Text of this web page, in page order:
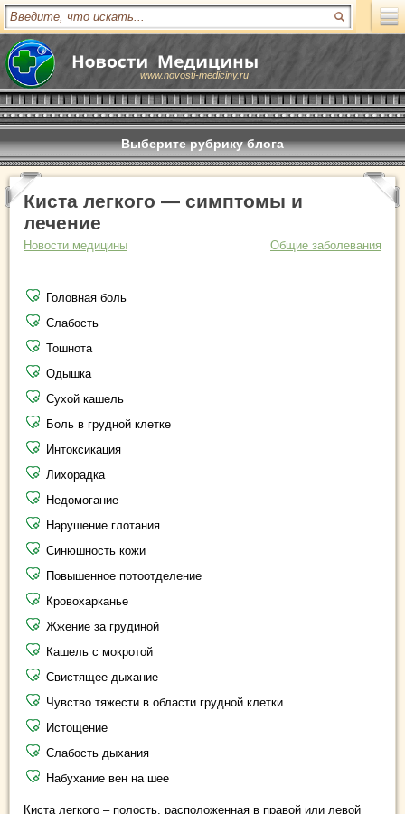
www.novosti-mediciny.ru
Выберите рубрику блога
Киста легкого — симптомы и
лечение
Новости медицины Общие заболевания
Головная боль
Слабость
Тошнота
Одышка
Сухой кашель
Боль в грудной клетке
Интоксикация
Лихорадка
Недомогание
Нарушение глотания
Синюшность кожи
Повышенное потоотделение
Кровохарканье
Жжение за грудиной
Кашель с мокротой
Свистящее дыхание
Чувство тяжести в области грудной клетки
Истощение
Слабость дыхания
Набухание вен на шее
Киста легкого – полость, расположенная в правой или левой